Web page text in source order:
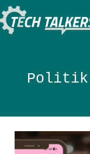
Zum
Inhalt
springen
Politik